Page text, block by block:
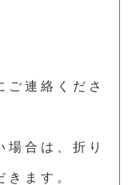
ご連絡くださ
場合は、折り
きます。